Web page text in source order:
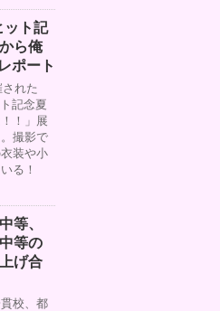
ット記
ら俺
ポート
れた
記念夏
！」展
撮影で
装や小
る！
等、
等の
げ合
校、都